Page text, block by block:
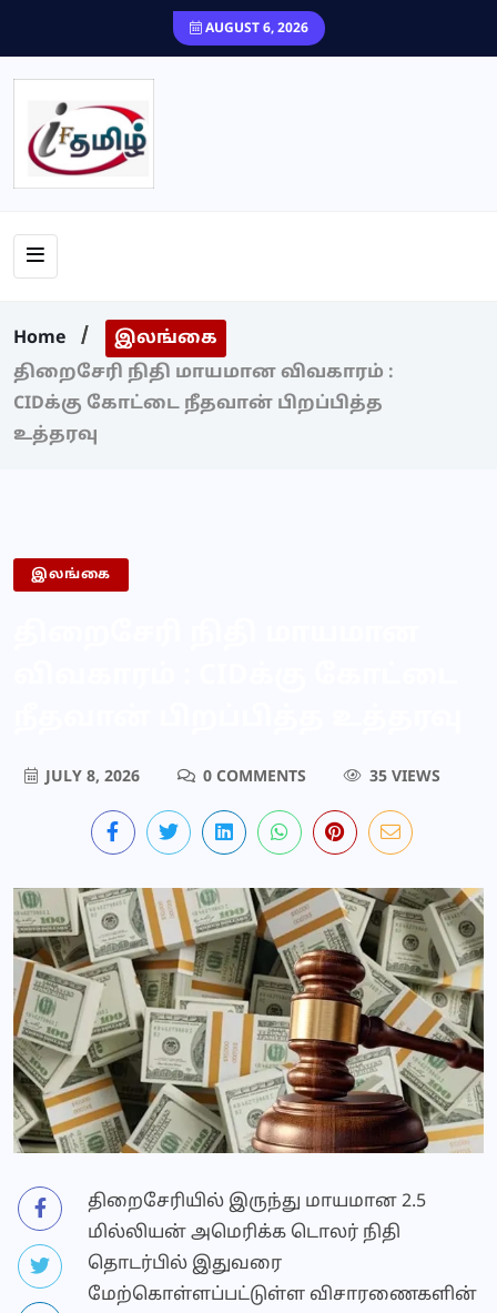
AUGUST 6, 2026
Home
இலங்கை
திறைசேரி நிதி மாயமான விவகாரம் :
CIDக்கு கோட்டை நீதவான் பிறப்பித்த
உத்தரவு
இலங்கை
JULY 8, 2026 0 COMMENTS 35 VIEWS
திறைசேரியில் இருந்து மாயமான 2.5
மில்லியன் அமெரிக்க டொலர் நிதி
தொடர்பில் இதுவரை
மேற்கொள்ளப்பட்டுள்ள விசாரணைகளின்